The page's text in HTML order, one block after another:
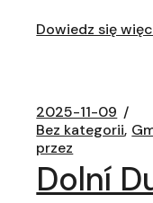
Dowiedz się
2025-11-09
Bez kategorii
przez
Dolní